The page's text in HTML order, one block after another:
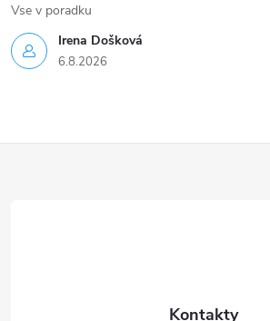
Irena Došková
6.8.2026
Vse v poradku